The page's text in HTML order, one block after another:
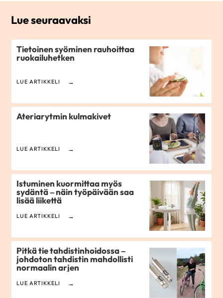
Lue seuraavaksi
Tietoinen syöminen rauhoittaa
ruokailuhetken
LUE ARTIKKELI
Ateriarytmin kulmakivet
LUE ARTIKKELI
Istuminen kuormittaa myös
sydäntä – näin työpäivään saa
lisää liikettä
LUE ARTIKKELI
Pitkä tie tahdistinhoidossa –
johdoton tahdistin mahdollisti
normaalin arjen
LUE ARTIKKELI